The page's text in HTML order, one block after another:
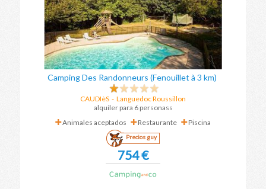
Camping Des Randonneurs (Fenouillet à 3 km)
CAUDIèS - Languedoc Roussillon
alquiler para 6 personass
Animales aceptados
Restaurante Piscina
Precios guy
754 €